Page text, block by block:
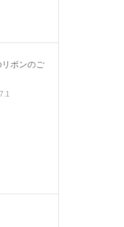
リボンのご